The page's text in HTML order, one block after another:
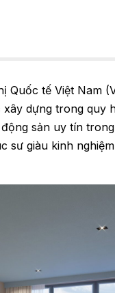
Quốc tế Việt Nam
dựng trong quy
sản uy tín
sư giàu kinh